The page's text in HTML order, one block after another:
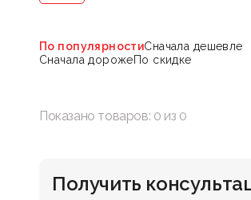
По популярностиСначала дешевле
Сначала дорожеПо скидке
Показано товаров: 0 из 0
Получить